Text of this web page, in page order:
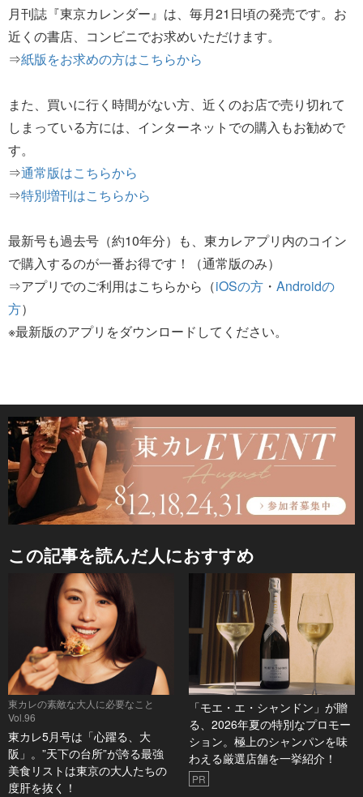
月刊誌『東京カレンダー』は、毎月21日頃の発売です。お
近くの書店、コンビニでお求めいただけます。
⇒紙版をお求めの方はこちらから
また、買いに行く時間がない方、近くのお店で売り切れて
しまっている方には、インターネットでの購入もお勧めで
す。
⇒通常版はこちらから
⇒特別増刊はこちらから
最新号も過去号（約10年分）も、東カレアプリ内のコイン
で購入するのが一番お得です！（通常版のみ）
⇒アプリでのご利用はこちらから（iOSの方 ・ Androidの
方）
※最新版のアプリをダウンロードしてください。
この記事を読んだ人におすすめ
東カレの素敵な大人に必要なこと
Vol.96
東カレ5月号は「心躍る、大
阪」。”天下の台所”が誇る最強
美食リストは東京の大人たちの
度肝を抜く！
「モエ・エ・シャンドン」が贈
る、2026年夏の特別なプロモー
ション。極上のシャンパンを味
わえる厳選店舗を一挙紹介！
PR